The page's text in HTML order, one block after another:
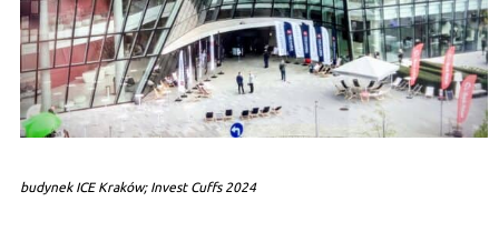
budynek ICE Kraków; Invest Cuffs 2024